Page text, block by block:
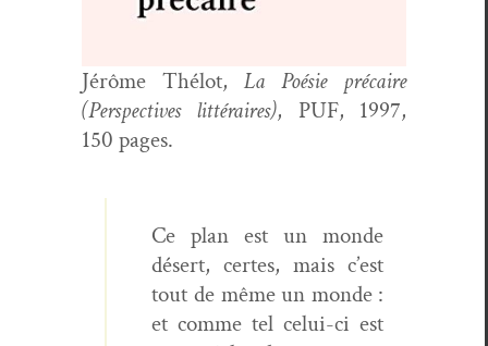
Jérôme Thélot, La Poésie pré­caire
(Per­spec­tives lit­téraires), PUF, 1997,
150 pages.
Ce plan est un monde
désert, certes, mais c’est
tout de même un monde :
et comme tel celui-ci est